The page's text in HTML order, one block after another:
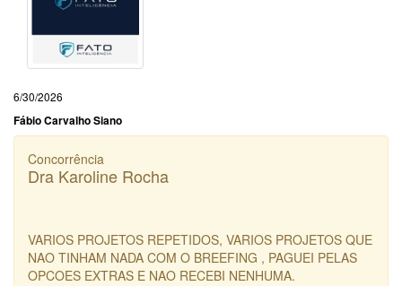
6/30/2026
Fábio Carvalho Siano
Concorrência
Dra Karoline Rocha
VARIOS PROJETOS REPETIDOS, VARIOS PROJETOS QUE
NAO TINHAM NADA COM O BREEFING , PAGUEI PELAS
OPCOES EXTRAS E NAO RECEBI NENHUMA.